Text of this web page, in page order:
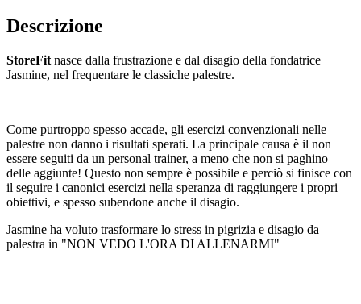
Descrizione
StoreFit nasce dalla frustrazione e dal disagio della fondatrice
Jasmine, nel frequentare le classiche palestre.
Come purtroppo spesso accade, gli esercizi convenzionali nelle
palestre non danno i risultati sperati. La principale causa è il non
essere seguiti da un personal trainer, a meno che non si paghino
delle aggiunte! Questo non sempre è possibile e perciò si finisce con
il seguire i canonici esercizi nella speranza di raggiungere i propri
obiettivi, e spesso subendone anche il disagio.
Jasmine ha voluto trasformare lo stress in pigrizia e disagio da
palestra in "NON VEDO L'ORA DI ALLENARMI"